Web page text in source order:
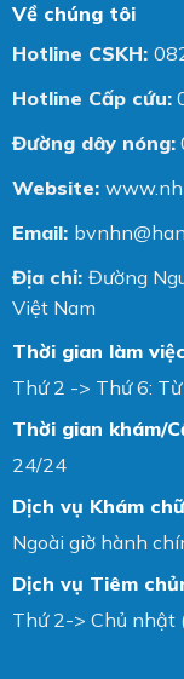
Về chúng tôi
Hotline CSKH:
Hotline Cấp cứu:
Đường dây nóng:
Website:
Email:
Địa chỉ: Đường
Việt Nam
Thời gian làm việc
Thứ 2 -> Thứ 6:
Thời gian khám/
24/24
Dịch vụ Khám
Ngoài giờ hành
Dịch vụ Tiêm
Thứ 2-> Chủ nhật